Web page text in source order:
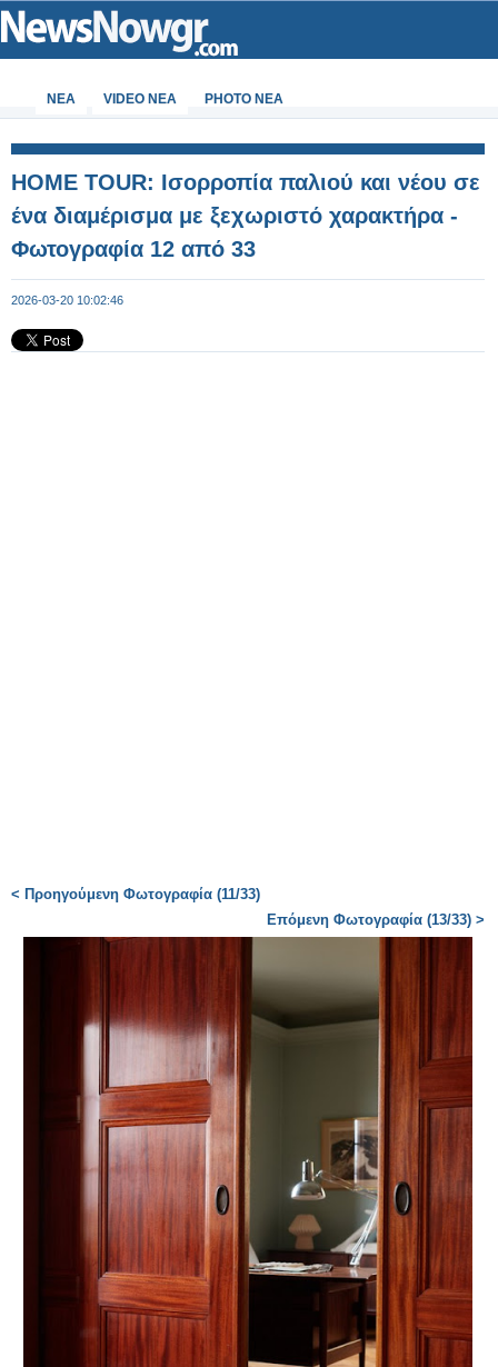
ΝΕΑ VIDEO NEA PHOTO NEA
HOME TOUR: Ισορροπία παλιού και νέου σε
ένα διαμέρισμα με ξεχωριστό χαρακτήρα -
Φωτογραφία 12 από 33
2026-03-20 10:02:46
< Προηγούμενη Φωτογραφία (11/33)
Επόμενη Φωτογραφία (13/33) >